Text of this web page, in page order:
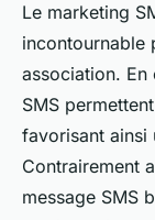
Le marketing
incontournable
association.
SMS
favorisant ainsi
Contrairement
message SMS